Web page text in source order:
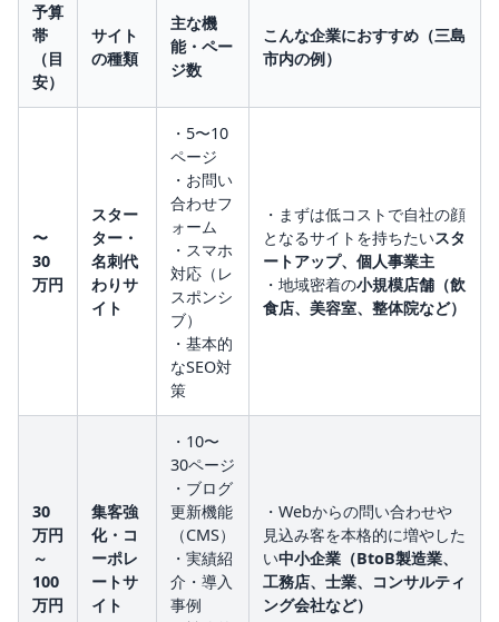
予算
帯
（目
安）
サイト
の種類
主な機
能・ペー
ジ数
こんな企業におすすめ（三島
市内の例）
〜
30
万円
スター
ター・
名刺代
わりサ
イト
・5〜10
ページ
・お問い
合わせフ
ォーム
・スマホ
対応（レ
スポンシ
ブ）
・基本的
なSEO対
策
・まずは低コストで自社の顔
となるサイトを持ちたいスタ
ートアップ、個人事業主
・地域密着の小規模店舗（飲
食店、美容室、整体院など）
30
万円
～
100
万円
集客強
化・コ
ーポレ
ートサ
イト
・10〜
30ページ
・ブログ
更新機能
（CMS）
・実績紹
介・導入
事例
・Webからの問い合わせや
見込み客を本格的に増やした
い中小企業（BtoB製造業、
工務店、士業、コンサルティ
ング会社など）